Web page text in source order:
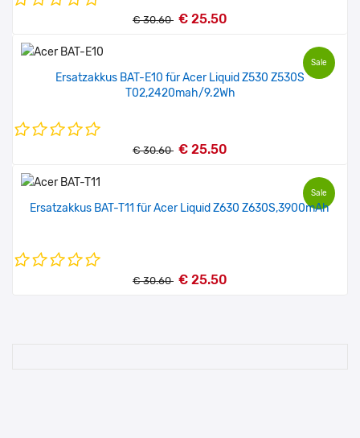
€ 30.60 € 25.50
Sale
Ersatzakkus BAT-E10 für Acer Liquid Z530 Z530S
T02,2420mah/9.2Wh
€ 30.60 € 25.50
Sale
Ersatzakkus BAT-T11 für Acer Liquid Z630 Z630S,3900mAh
€ 30.60 € 25.50